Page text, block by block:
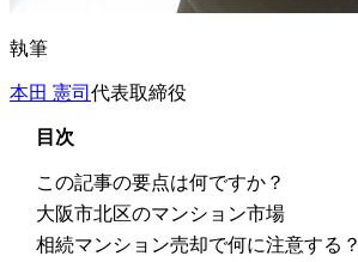
執筆
本田 憲司 代表取締役
目次
この記事の要点は何ですか？
大阪市北区のマンション市場
相続マンション売却で何に注意する？